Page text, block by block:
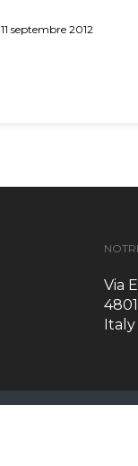
11 septembre 2012
Via
Italy